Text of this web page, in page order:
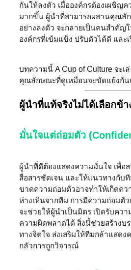
กันให้ลงตัว เมื่อองค์กรต้องเผชิญ
มากขึ้น ผู้นำที่สามารถผสานคุณลั
อย่างลงตัว จะกลายเป็นคนสำคัญ
องค์กรที่เข้มแข็ง ปรับตัวได้ดี และ
บทความนี้ A Cup of Culture จะเ
คุณลักษณะที่ดูเหมือนจะขัดแย้งกัน
ผู้นำที่แท้จริงไม่ได้เลือกข้
มั่นใจแต่ถ่อมตัว
ผู้นำที่ดีต้องแสดงความมั่นใจ เพื่อส
สื่อสารชัดเจน และให้แนวทางกับ
ขาดความถ่อมตัวอาจทำให้เกิดคว
ห่างเหินจากทีม การมีความถ่อมตั
จะช่วยให้ผู้นำเป็นมิตร เปิดรับคว
ความผิดพลาดได้ สิ่งนี้ช่วยสร้างบ
ทางจิตใจ ส่งเสริมให้ทีมกล้าแสดง
กลัวการถูกวิจารณ์